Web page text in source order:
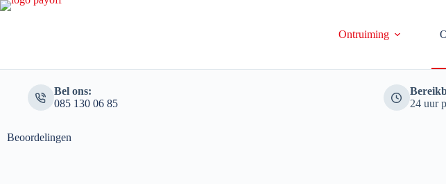
Ontruiming
Bel ons:
085 130 06 85‬
24 uur
Beoordelingen